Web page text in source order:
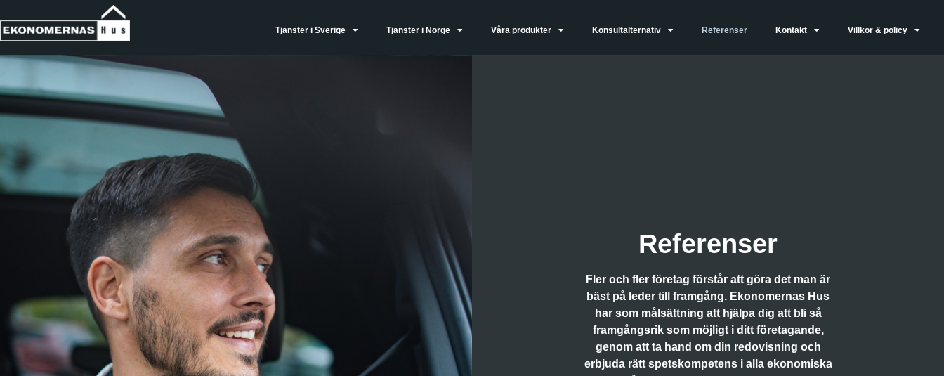
Tjänster i Sverige Tjänster i Norge Våra produkter Konsultalternativ Referenser Kontakt Villkor & policy
Referenser
Fler och fler företag förstår att göra det man är
bäst på leder till framgång. Ekonomernas Hus
har som målsättning att hjälpa dig att bli så
framgångsrik som möjligt i ditt företagande,
genom att ta hand om din redovisning och
erbjuda rätt spetskompetens i alla ekonomiska